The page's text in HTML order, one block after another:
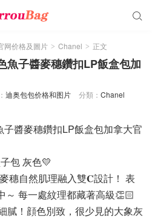

网价格及圖片 > Chanel > 正文
魚子醬麥穗鑽扣LP飯盒包加
迪奥包包价格和图片 分類： Chanel
醬麥穗鑽扣LP飯盒包加拿大官
包 灰色💛
穗自然肌理融入雙𝐂設計！ 表
～ 每一處紋理都藏著高級👏🏻
膩！顔色別致，很少見的大象灰